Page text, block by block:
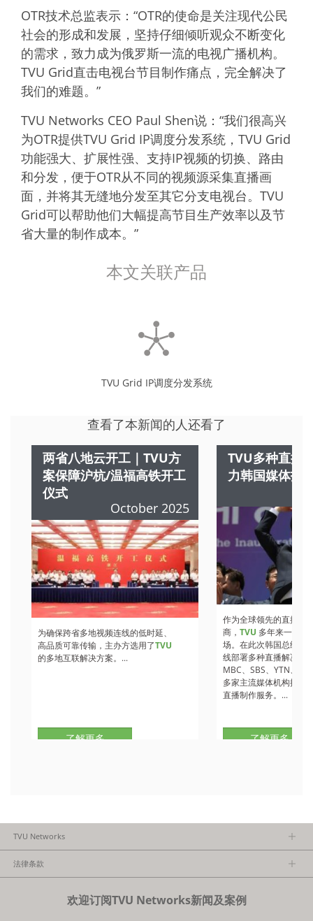
OTR技术总监表示：“OTR的使命是关注现代公民
社会的形成和发展，坚持仔细倾听观众不断变化
的需求，致力成为俄罗斯一流的电视广播机构。
TVU Grid直击电视台节目制作痛点，完全解决了
我们的难题。”
TVU Networks CEO Paul Shen说：“我们很高兴
为OTR提供TVU Grid IP调度分发系统，TVU Grid
功能强大、扩展性强、支持IP视频的切换、路由
和分发，便于OTR从不同的视频源采集直播画
面，并将其无缝地分发至其它分支电视台。TVU
Grid可以帮助他们大幅提高节目生产效率以及节
省大量的制作成本。”
本文关联产品
TVU Grid IP调度分发系统
查看了本新闻的人还看了
两省八地云开工｜TVU方
案保障沪杭/温福高铁开工
仪式
October 2025
为确保跨省多地视频连线的低时延、
高品质可靠传输，主办方选用了TVU
的多地互联解决方案。...
了解更多
TVU多种直播
力韩国媒体报
作为全球领先的直播技
商， TVU 多年来一直深
场。在此次韩国总统大
线部署多种直播解决方
MBC、SBS、YTN、
多家主流媒体机构提供
直播制作服务。...
了解更多
TVU Networks
法律条款
欢迎订阅TVU Networks新闻及案例